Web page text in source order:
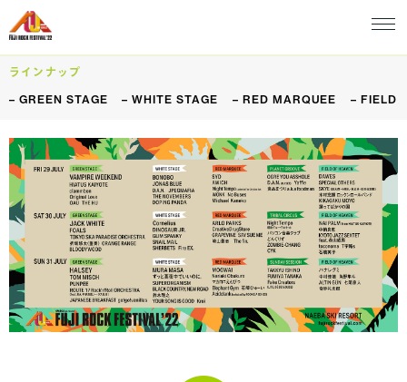
ラインナップ
GREEN STAGE
WHITE STAGE RED MARQUEE FIELD